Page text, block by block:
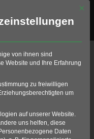
Mit
von ihnen sind
Website und Ihre Erfahrung
zu freiwilligen
um
auf unserer Website.
uns helfen, diese
Daten